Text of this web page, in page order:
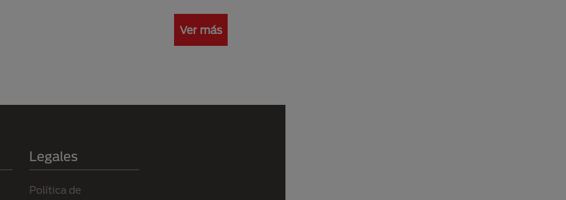
Ver más
Legales
Política de